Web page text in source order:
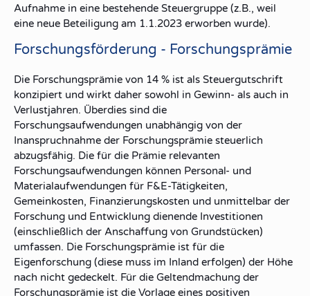
Aufnahme in eine bestehende Steuergruppe (z.B., weil
eine neue Beteiligung am 1.1.2023 erworben wurde).
Forschungsförderung - Forschungsprämie
Die Forschungsprämie von 14 % ist als Steuergutschrift
konzipiert und wirkt daher sowohl in Gewinn- als auch in
Verlustjahren. Überdies sind die
Forschungsaufwendungen unabhängig von der
Inanspruchnahme der Forschungsprämie steuerlich
abzugsfähig. Die für die Prämie relevanten
Forschungsaufwendungen können Personal- und
Materialaufwendungen für F&E-Tätigkeiten,
Gemeinkosten, Finanzierungskosten und unmittelbar der
Forschung und Entwicklung dienende Investitionen
(einschließlich der Anschaffung von Grundstücken)
umfassen. Die Forschungsprämie ist für die
Eigenforschung (diese muss im Inland erfolgen) der Höhe
nach nicht gedeckelt. Für die Geltendmachung der
Forschungsprämie ist die Vorlage eines positiven